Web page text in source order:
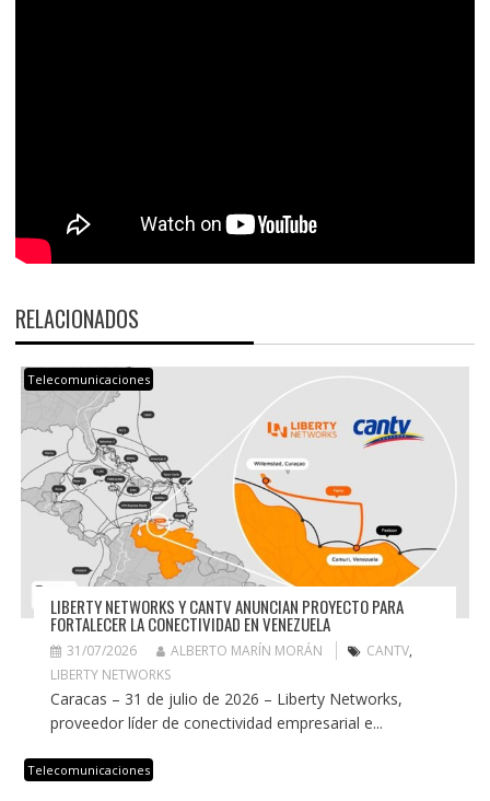
RELACIONADOS
Telecomunicaciones
LIBERTY NETWORKS Y CANTV ANUNCIAN PROYECTO PARA
FORTALECER LA CONECTIVIDAD EN VENEZUELA
31/07/2026 ALBERTO MARÍN MORÁN CANTV,
LIBERTY NETWORKS
Caracas – 31 de julio de 2026 – Liberty Networks,
proveedor líder de conectividad empresarial e...
Telecomunicaciones